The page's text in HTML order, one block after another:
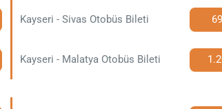
Kayseri - Sivas Otobüs Bileti
Kayseri - Malatya Otobüs Bileti